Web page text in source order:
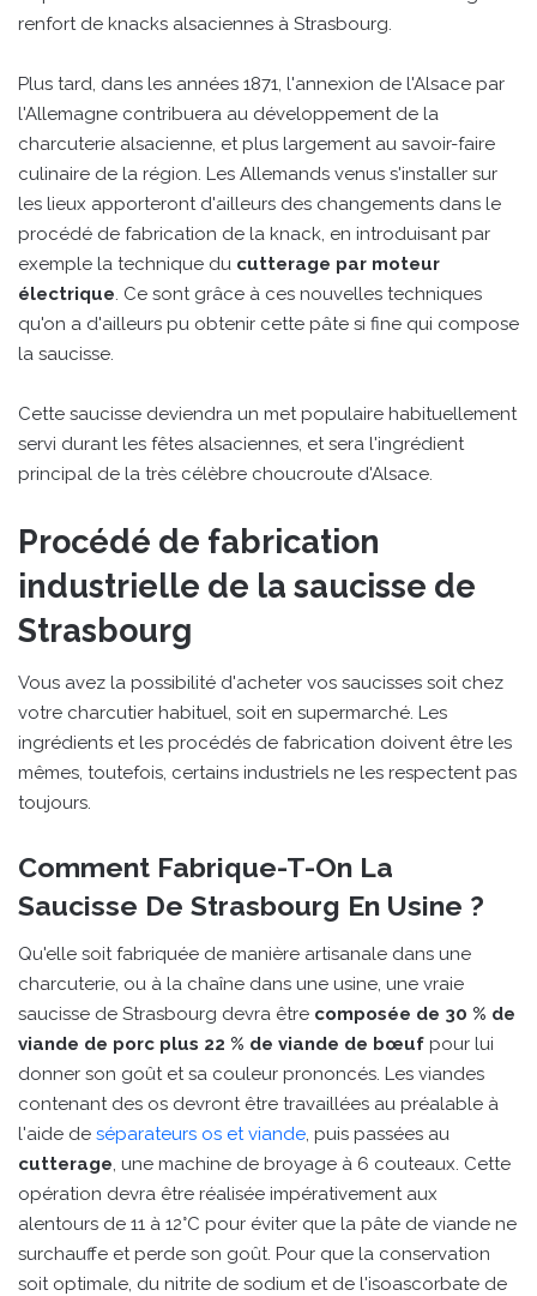
renfort de knacks alsaciennes à Strasbourg.
Plus tard, dans les années 1871, l'annexion de l'Alsace par
l'Allemagne contribuera au développement de la
charcuterie alsacienne, et plus largement au savoir-faire
culinaire de la région. Les Allemands venus s'installer sur
les lieux apporteront d'ailleurs des changements dans le
procédé de fabrication de la knack, en introduisant par
exemple la technique du cutterage par moteur
électrique. Ce sont grâce à ces nouvelles techniques
qu'on a d'ailleurs pu obtenir cette pâte si fine qui compose
la saucisse.
Cette saucisse deviendra un met populaire habituellement
servi durant les fêtes alsaciennes, et sera l'ingrédient
principal de la très célèbre choucroute d'Alsace.
Procédé de fabrication
industrielle de la saucisse de
Strasbourg
Vous avez la possibilité d'acheter vos saucisses soit chez
votre charcutier habituel, soit en supermarché. Les
ingrédients et les procédés de fabrication doivent être les
mêmes, toutefois, certains industriels ne les respectent pas
toujours.
Comment Fabrique-T-On La
Saucisse De Strasbourg En Usine ?
Qu'elle soit fabriquée de manière artisanale dans une
charcuterie, ou à la chaîne dans une usine, une vraie
saucisse de Strasbourg devra être composée de 30 % de
viande de porc plus 22 % de viande de bœuf pour lui
donner son goût et sa couleur prononcés. Les viandes
contenant des os devront être travaillées au préalable à
l'aide de séparateurs os et viande, puis passées au
cutterage, une machine de broyage à 6 couteaux. Cette
opération devra être réalisée impérativement aux
alentours de 11 à 12°C pour éviter que la pâte de viande ne
surchauffe et perde son goût. Pour que la conservation
soit optimale, du nitrite de sodium et de l'isoascorbate de